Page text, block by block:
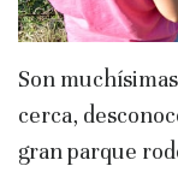
Son
cerca,
gran parque